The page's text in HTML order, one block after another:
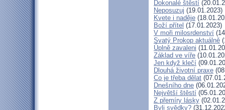
Dokonalé štěstí
Neposuzuj (19.01.2023)
Kvete i naděje
Boží přítel (17.01.2023)
V moři milosrdenství
Svatý Prokop aktuálně
Úplně zavaleni
Základ ve víře
Jen když klečí
Dlouhá životní praxe
Co je třeba dělat
Dnešního dne
Největší štěstí
Z přemíry lásky
Byli svědky?